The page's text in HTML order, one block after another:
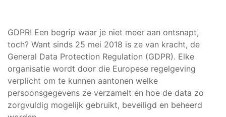
GDPR! Een begrip waar je niet meer aan ontsnapt,
toch? Want sinds 25 mei 2018 is ze van kracht, de
General Data Protection Regulation (GDPR). Elke
organisatie wordt door die Europese regelgeving
verplicht om te kunnen aantonen welke
persoonsgegevens ze verzamelt en hoe de data zo
zorgvuldig mogelijk gebruikt, beveiligd en beheerd